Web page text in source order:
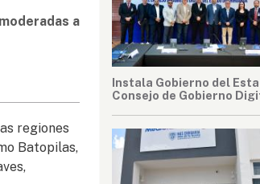
a
regiones
Batopilas,
Instala Gobierno del
Consejo de Gobierno